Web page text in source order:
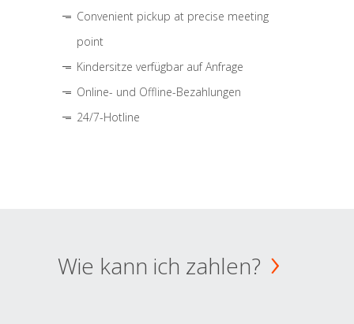
Convenient pickup at precise meeting
point
Kindersitze verfügbar auf Anfrage
Online- und Offline-Bezahlungen
24/7-Hotline
Wie kann ich zahlen?